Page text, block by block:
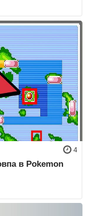
4
в Pokemon